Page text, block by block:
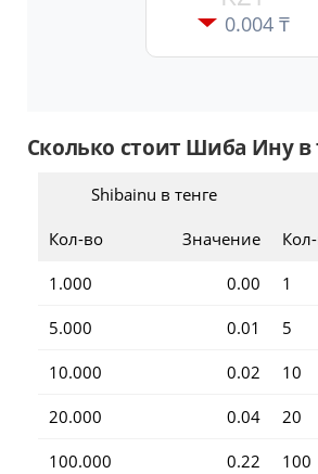
0.004 ₸
Сколько стоит Шиба Ину в
Shibainu в тенге
Кол-во Значение
1.000 0.00 1
5.000 0.01 5
10.000 0.02 10
20.000 0.04 20
100.000 0.22 100